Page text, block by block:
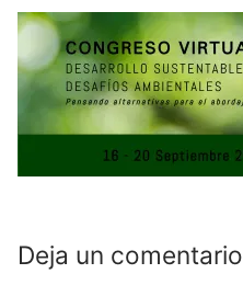
Deja un comentario